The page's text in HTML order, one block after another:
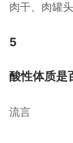
肉干、肉罐
5
酸性体质是
流言